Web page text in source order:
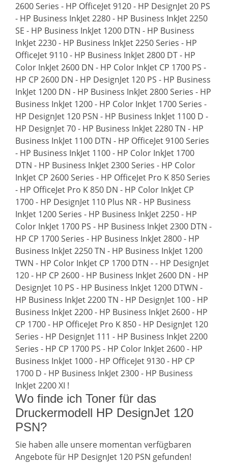
2600 Series - HP OfficeJet 9120 - HP DesignJet 20 PS
- HP Business InkJet 2280 - HP Business InkJet 2250
SE - HP Business InkJet 1200 DTN - HP Business
InkJet 2230 - HP Business InkJet 2250 Series - HP
OfficeJet 9110 - HP Business InkJet 2800 DT - HP
Color InkJet 2600 DN - HP Color InkJet CP 1700 PS -
HP CP 2600 DN - HP DesignJet 120 PS - HP Business
InkJet 1200 DN - HP Business InkJet 2800 Series - HP
Business InkJet 1200 - HP Color InkJet 1700 Series -
HP DesignJet 120 PSN - HP Business InkJet 1100 D -
HP DesignJet 70 - HP Business InkJet 2280 TN - HP
Business InkJet 1100 DTN - HP OfficeJet 9100 Series
- HP Business InkJet 1100 - HP Color InkJet 1700
DTN - HP Business InkJet 2300 Series - HP Color
InkJet CP 2600 Series - HP OfficeJet Pro K 850 Series
- HP OfficeJet Pro K 850 DN - HP Color InkJet CP
1700 - HP DesignJet 110 Plus NR - HP Business
InkJet 1200 Series - HP Business InkJet 2250 - HP
Color InkJet 1700 PS - HP Business InkJet 2300 DTN -
HP CP 1700 Series - HP Business InkJet 2800 - HP
Business InkJet 2250 TN - HP Business InkJet 1200
TWN - HP Color InkJet CP 1700 DTN - - HP DesignJet
120 - HP CP 2600 - HP Business InkJet 2600 DN - HP
DesignJet 10 PS - HP Business InkJet 1200 DTWN -
HP Business InkJet 2200 TN - HP DesignJet 100 - HP
Business InkJet 2200 - HP Business InkJet 2600 - HP
CP 1700 - HP OfficeJet Pro K 850 - HP DesignJet 120
Series - HP DesignJet 111 - HP Business InkJet 2200
Series - HP CP 1700 PS - HP Color InkJet 2600 - HP
Business InkJet 1000 - HP OfficeJet 9130 - HP CP
1700 D - HP Business InkJet 2300 - HP Business
InkJet 2200 XI !
Wo finde ich Toner für das
Druckermodell HP DesignJet 120
PSN?
Sie haben alle unsere momentan verfügbaren
Angebote für HP DesignJet 120 PSN gefunden!